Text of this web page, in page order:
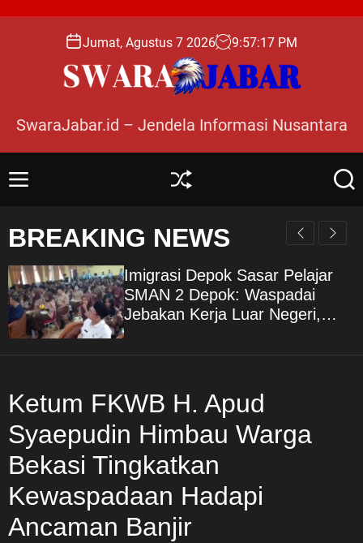
o
Jumat, Agustus 7 2026 9:57:18 PM
SwaraJabar.id – Jendela Informasi Nusantara
M
u
S
ff
S
r
BREAKING NEWS
Imigrasi Depok Sasar Pelajar
SMAN 2 Depok: Waspadai
Jebakan Kerja Luar Negeri,
Poltekim Jadi Jalan Masa
Ketum FKWB H. Apud
Syaepudin Himbau Warga
Bekasi Tingkatkan
Kewaspadaan Hadapi
Ancaman Banjir